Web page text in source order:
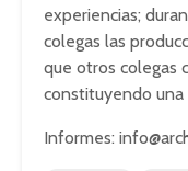
experiencias;
colegas las
que otros colegas
constituyendo
Informes: